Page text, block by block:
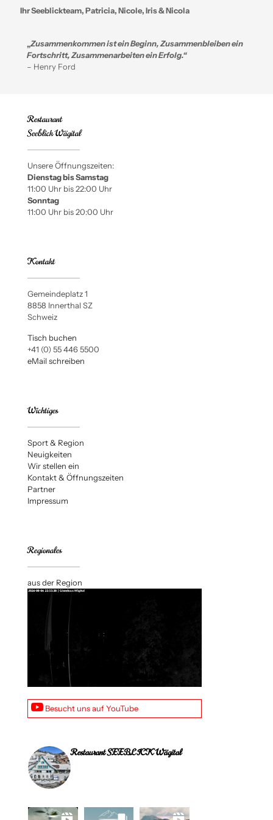
Ihr Seeblickteam, Patricia, Nicole, Iris & Nicola
„Zusammenkommen ist ein Beginn, Zusammenbleiben ein
Fortschritt, Zusammenarbeiten ein Erfolg.“
– Henry Ford
Restaurant
Seeblick Wägital
Unsere Öffnungszeiten:
Dienstag bis Samstag
11:00 Uhr bis 22:00 Uhr
Sonntag
11:00 Uhr bis 20:00 Uhr
Kontakt
Gemeindeplatz 1
8858 Innerthal SZ
Schweiz
Tisch buchen
+41 (0) 55 446 5500
eMail schreiben
Wichtiges
Sport & Region
Neuigkeiten
Wir stellen ein
Kontakt & Öffnungszeiten
Partner
Impressum
Regionales
aus der Region
Besucht uns auf YouTube
Restaurant SEEBLICK Wägital